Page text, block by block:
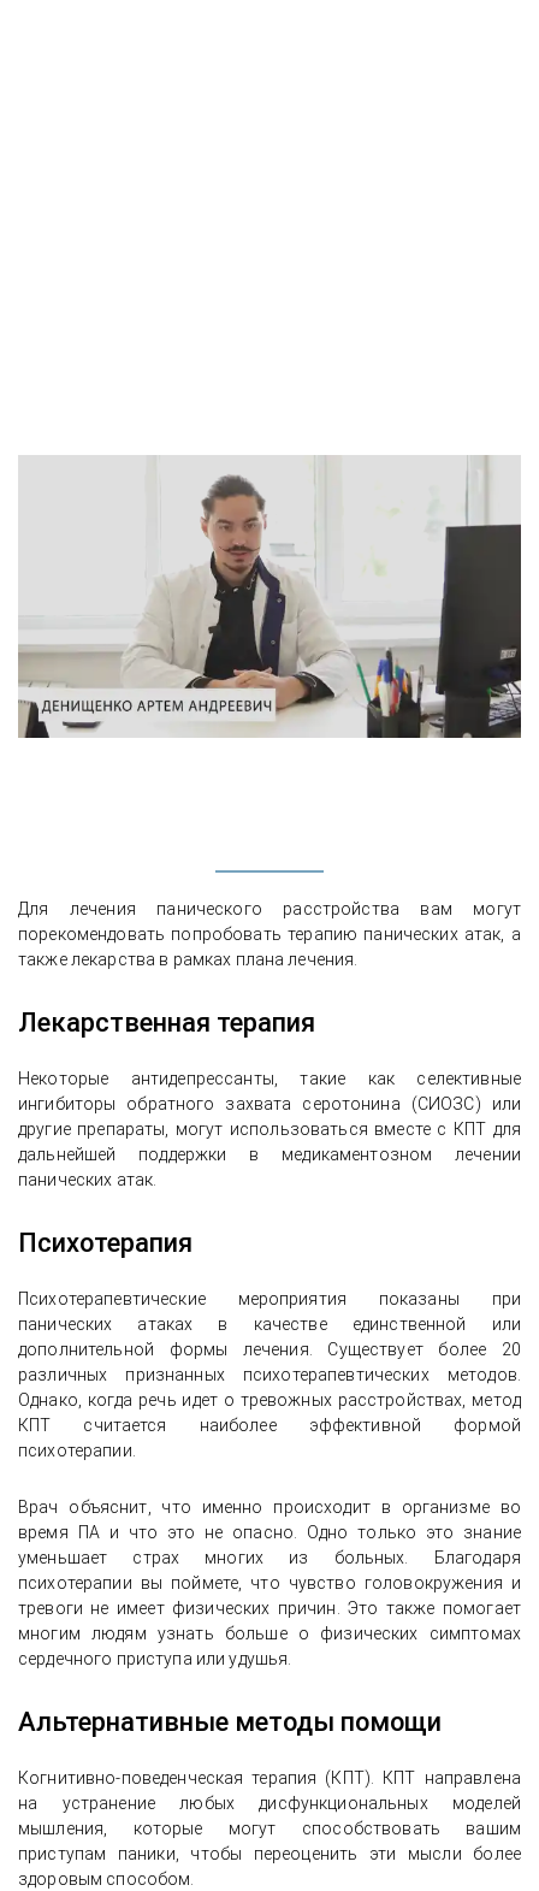
Для лечения панического расстройства вам могут
порекомендовать попробовать терапию панических атак, а
также лекарства в рамках плана лечения.
Лекарственная терапия
Некоторые антидепрессанты, такие как селективные
ингибиторы обратного захвата серотонина (СИОЗС) или
другие препараты, могут использоваться вместе с КПТ для
дальнейшей поддержки в медикаментозном лечении
панических атак.
Психотерапия
Психотерапевтические мероприятия показаны при
панических атаках в качестве единственной или
дополнительной формы лечения. Существует более 20
различных признанных психотерапевтических методов.
Однако, когда речь идет о тревожных расстройствах, метод
КПТ считается наиболее эффективной формой
психотерапии.
Врач объяснит, что именно происходит в организме во
время ПА и что это не опасно. Одно только это знание
уменьшает страх многих из больных. Благодаря
психотерапии вы поймете, что чувство головокружения и
тревоги не имеет физических причин. Это также помогает
многим людям узнать больше о физических симптомах
сердечного приступа или удушья.
Альтернативные методы помощи
Когнитивно-поведенческая терапия (КПТ). КПТ направлена
на устранение любых дисфункциональных моделей
мышления, которые могут способствовать вашим
приступам паники, чтобы переоценить эти мысли более
здоровым способом.